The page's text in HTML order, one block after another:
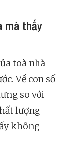
mà thấy
toà nhà
Về con số
so với
lượng
không